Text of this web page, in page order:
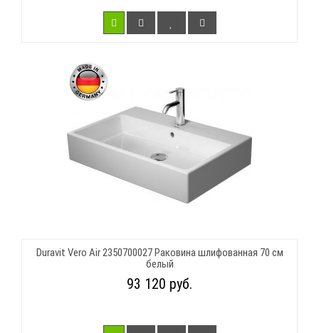
Duravit Vero Air 2350700027 Раковина шлифованная 70 см
белый
93 120 руб.